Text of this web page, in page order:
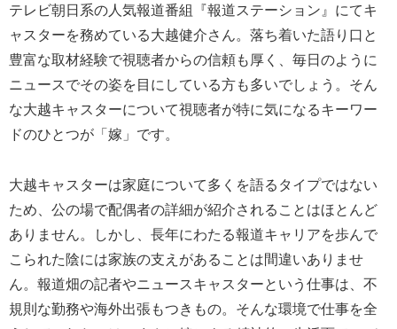
テレビ朝日系の人気報道番組『報道ステーション』にてキ
ャスターを務めている大越健介さん。落ち着いた語り口と
豊富な取材経験で視聴者からの信頼も厚く、毎日のように
ニュースでその姿を目にしている方も多いでしょう。そん
な大越キャスターについて視聴者が特に気になるキーワー
ドのひとつが「嫁」です。
大越キャスターは家庭について多くを語るタイプではない
ため、公の場で配偶者の詳細が紹介されることはほとんど
ありません。しかし、長年にわたる報道キャリアを歩んで
こられた陰には家族の支えがあることは間違いありませ
ん。報道畑の記者やニュースキャスターという仕事は、不
規則な勤務や海外出張もつきもの。そんな環境で仕事を全